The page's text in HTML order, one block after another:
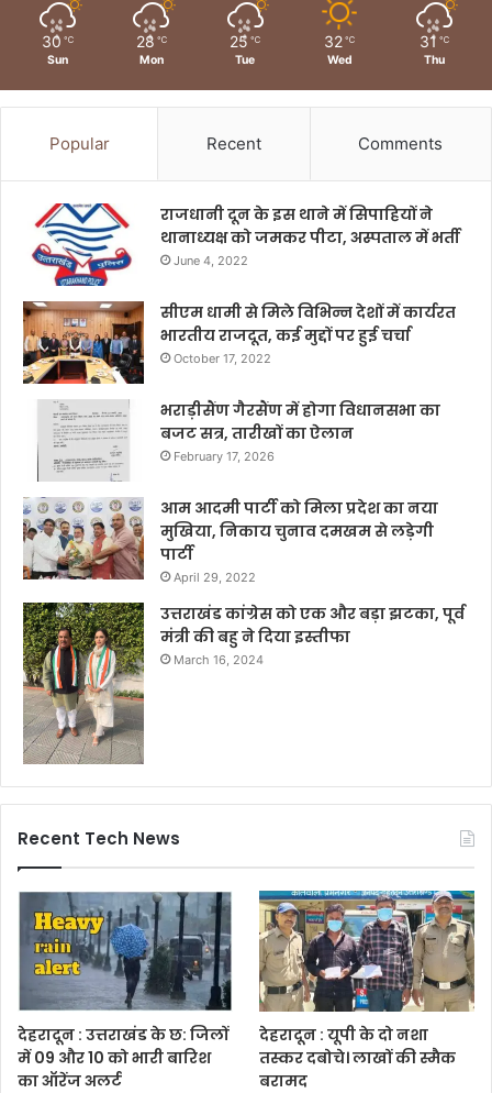
30 ℃
Sun
28 ℃
Mon
25 ℃
Tue
32 ℃
Wed
31 ℃
Thu
Popular Recent Comments
राजधानी दून के इस थाने में सिपाहियों ने
थानाध्यक्ष को जमकर पीटा, अस्पताल में भर्ती
June 4, 2022
सीएम धामी से मिले विभिन्न देशों में कार्यरत
भारतीय राजदूत, कई मुद्दों पर हुई चर्चा
October 17, 2022
भराड़ीसैंण गैरसैंण में होगा विधानसभा का
बजट सत्र, तारीखों का ऐलान
February 17, 2026
आम आदमी पार्टी को मिला प्रदेश का नया
मुखिया, निकाय चुनाव दमखम से लड़ेगी
पार्टी
April 29, 2022
उत्तराखंड कांग्रेस को एक और बड़ा झटका, पूर्व
मंत्री की बहु ने दिया इस्तीफा
March 16, 2024
Recent Tech News
देहरादून : उत्तराखंड के छ: जिलों
में 09 और 10 को भारी बारिश
का ऑरेंज अलर्ट
देहरादून : यूपी के दो नशा
तस्कर दबोचे। लाखों की स्मैक
बरामद